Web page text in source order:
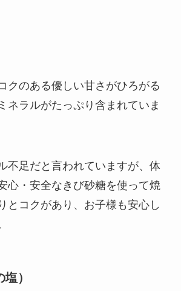
クのある優しい甘さがひろがる
ネラルがたっぷり含まれていま
不足だと言われていますが、体
心・安全なきび砂糖を使って焼
とコクがあり、お子様も安心し
）